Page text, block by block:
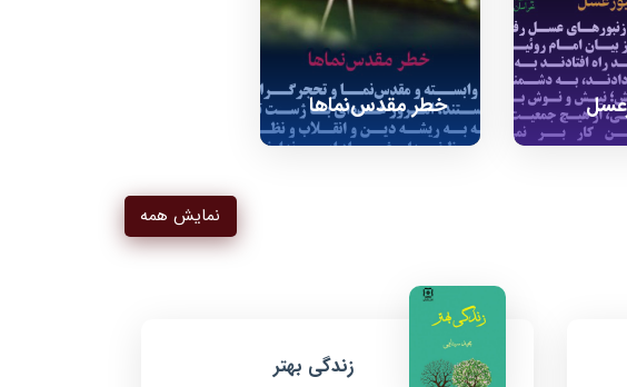
خطر مقدس‌نماها
نمایش همه
زندگی بهتر